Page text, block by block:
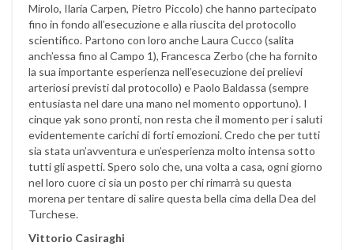
Mirolo, Ilaria Carpen, Pietro Piccolo) che hanno partecipato
fino in fondo all’esecuzione e alla riuscita del protocollo
scientifico. Partono con loro anche Laura Cucco (salita
anch’essa fino al Campo 1), Francesca Zerbo (che ha fornito
la sua importante esperienza nell’esecuzione dei prelievi
arteriosi previsti dal protocollo) e Paolo Baldassa (sempre
entusiasta nel dare una mano nel momento opportuno). I
cinque yak sono pronti, non resta che il momento per i saluti
evidentemente carichi di forti emozioni. Credo che per tutti
sia stata un’avventura e un’esperienza molto intensa sotto
tutti gli aspetti. Spero solo che, una volta a casa, ogni giorno
nel loro cuore ci sia un posto per chi rimarrà su questa
morena per tentare di salire questa bella cima della Dea del
Turchese.
Vittorio Casiraghi